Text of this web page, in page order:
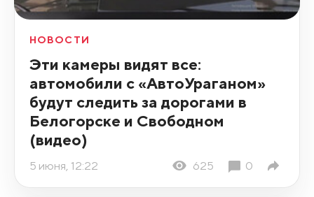
НОВОСТИ
Эти камеры видят все:
автомобили с «АвтоУраганом»
будут следить за дорогами в
Белогорске и Свободном
(видео)
5 июня, 12:22 625 0